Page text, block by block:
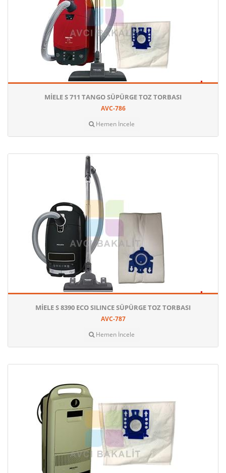
MIELE S 711 TANGO SÜPÜRGE TOZ TORBASI
AVC-786
Hemen İncele
MIELE S 8390 ECO SILINCE SÜPÜRGE TOZ TORBASI
AVC-787
Hemen İncele